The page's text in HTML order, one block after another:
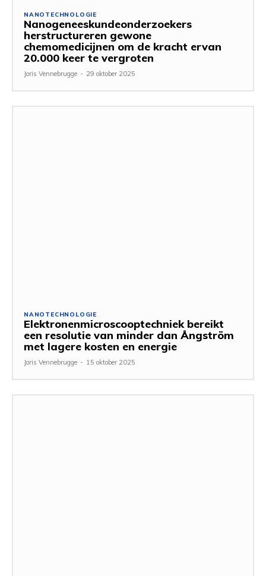
NANOTECHNOLOGIE
Nanogeneeskundeonderzoekers
herstructureren gewone
chemomedicijnen om de kracht ervan
20.000 keer te vergroten
Joris Vennebrugge - 29 oktober 2025
NANOTECHNOLOGIE
Elektronenmicroscooptechniek bereikt
een resolutie van minder dan Ångström
met lagere kosten en energie
Joris Vennebrugge - 15 oktober 2025